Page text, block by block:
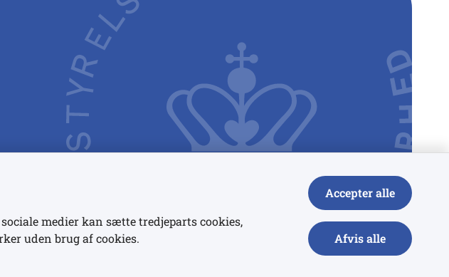
medier kan sætte tredjeparts cookies,
uden brug af cookies.
Accepter alle
Afvis alle